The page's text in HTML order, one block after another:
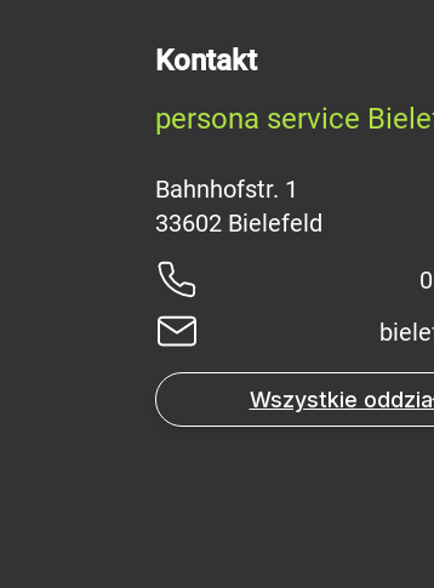
Kontakt
persona service
Bahnhofstr. 1
Wszystkie